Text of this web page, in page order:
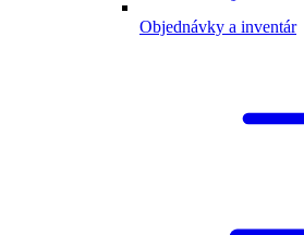
Objednávky a inventár